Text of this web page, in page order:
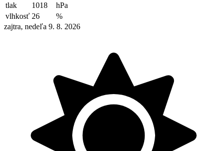
tlak
1018
hPa
vlhkosť 26
%
zajtra, nedeľa 9. 8. 2026